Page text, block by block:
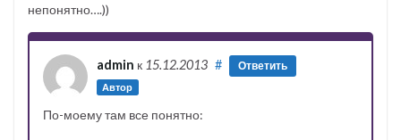
непонятно….))
admin к 15.12.2013
Автор
# Ответить
По-моему там все понятно: